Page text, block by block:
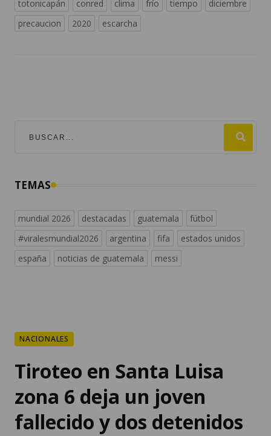
totonicapán conred clima frío tiempo
diciembre
precaucion
2020 escarcha
TEMAS
mundial 2026 destacadas guatemala
fútbol
#viralesmundial2026
argentina fifa
estados unidos
españa
noticias de guatemala messi
NACIONALES
Tiroteo en Santa Luisa
zona 6 deja un joven
fallecido y dos detenidos